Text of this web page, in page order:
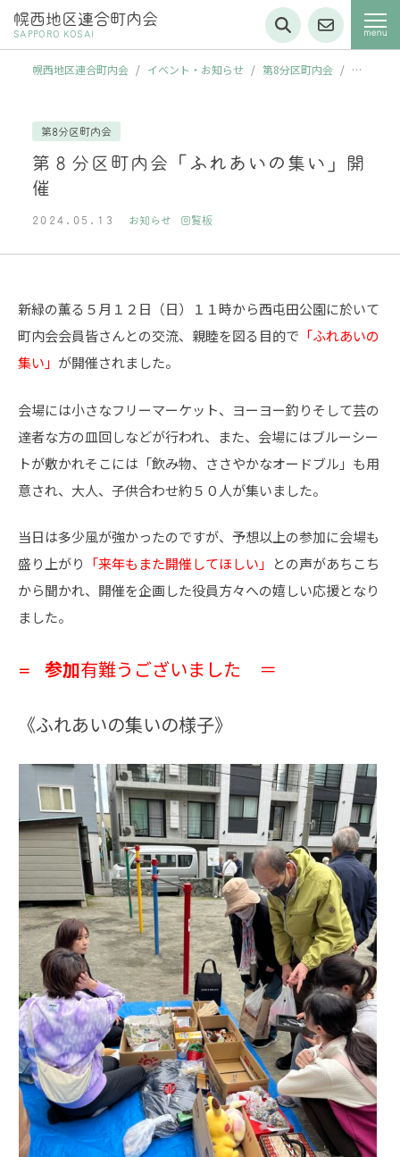
幌西地区連合町内会
SAPPORO KOSAI
幌西地区連合町内会 / イベント・お知らせ / 第8分区町内会 / 第
第8分区町内会
第８分区町内会「ふれあいの集い」開
催
2024.05.13 お知らせ 回覧板
新緑の薫る５月１２日（日）１１時から西屯田公園に於いて
町内会会員皆さんとの交流、親睦を図る目的で 「ふれあいの
集い」 が開催されました。
会場には小さなフリーマーケット、ヨーヨー釣りそして芸の
達者な方の皿回しなどが行われ、
また、 会場にはブルーシー
トが敷かれそこには「飲み物、ささやかなオードブル」も用
意され、大人、子供合わせ約５０人が集いました。
当日は多少風が強かったのですが、予想以上の参加に会場も
盛り上がり 「来年もまた開催してほしい」 との声があちこち
から聞かれ、開催を企画した役員方々への嬉しい応援となり
ました。
＝ 参加有難うございました ＝
《ふれあいの集いの様子》